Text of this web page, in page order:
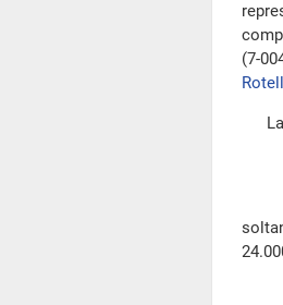
(7-
gli